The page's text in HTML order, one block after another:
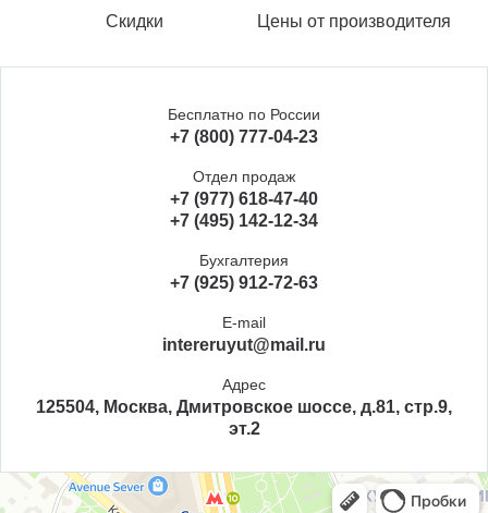
Скидки Цены от производителя
Бесплатно по России
+7 (800) 777-04-23
Отдел продаж
+7 (977) 618-47-40
+7 (495) 142-12-34
Бухгалтерия
+7 (925) 912-72-63
E-mail
intereruyut@mail.ru
Адрес
125504, Москва, Дмитровское шоссе, д.81, стр.9,
эт.2